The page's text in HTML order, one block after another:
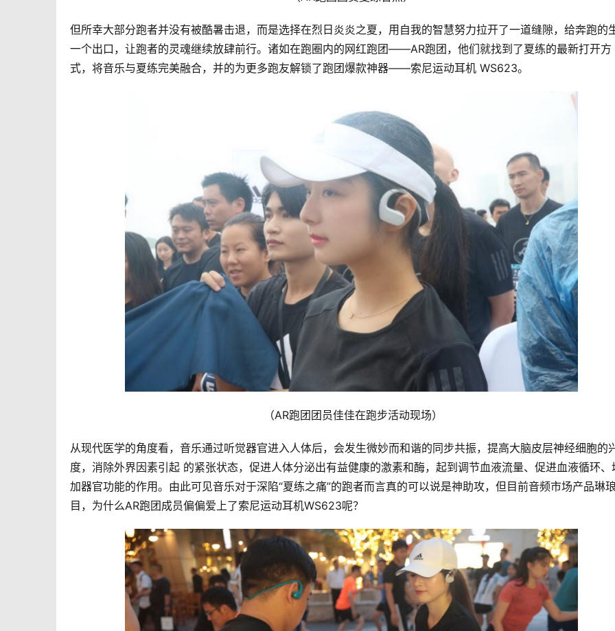
但所幸大部分跑者并没有被酷暑击退，而是选择在烈日炎炎之夏，用自我的智慧努力拉开了一道缝隙，给奔跑的
一个出口，让跑者的灵魂继续放肆前行。诸如在跑圈内的网红跑团——AR跑团，他们就找到了夏练的最新打开方
式，将音乐与夏练完美融合，并的为更多跑友解锁了跑团爆款神器——索尼运动耳机 WS623。
（AR跑团团员佳佳在跑步活动现场）
从现代医学的角度看，音乐通过听觉器官进入人体后，会发生微妙而和谐的同步共振，提高大脑皮层神经细胞的
度，消除外界因素引起 的紧张状态，促进人体分泌出有益健康的激素和酶，起到调节血液流量、促进血液循环、
加器官功能的作用。由此可见音乐对于深陷“夏练之痛”的跑者而言真的可以说是神助攻，但目前音频市场产品琳
目，为什么AR跑团成员偏偏爱上了索尼运动耳机WS623呢？